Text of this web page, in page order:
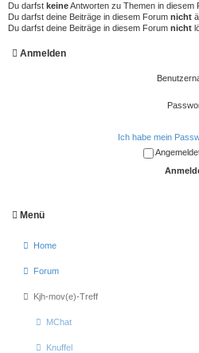
Du darfst keineAntworten zu Themen in diesem
Du darfst deine Beiträge in diesem Forum nicht
Du darfst deine Beiträge in diesem Forum nicht
Anmelden
Ich habe mein
Menü
Home
Forum
Kjh-mov(e)-Treff
MChat
Knuffel